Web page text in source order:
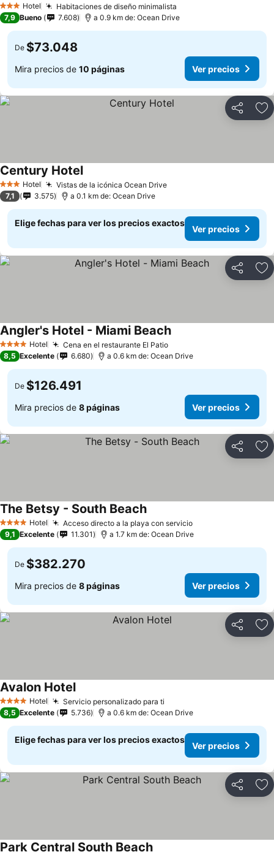
3 Estrellas
Hotel Habitaciones de diseño minimalista
7,9 Bueno 7.608 a 0.9 km de: Ocean Drive
De $73.048
Mira precios de 10 páginas Ver precios
Compartir
3 Estrellas
Hotel Vistas de la icónica Ocean Drive
Century Hotel
7,1 3.575 a 0.1 km de: Ocean Drive
Elige fechas para ver los precios exactos
Ver precios
Compartir
4 EstrellasHotel Cena en el restaurante El Patio
Angler's Hotel - Miami Beach
8,5 Excelente 6.680 a 0.6 km de: Ocean Drive
De $126.491
Mira precios de 8 páginas Ver precios
Compartir
4 EstrellasHotel Acceso directo a la playa con servicio
The Betsy - South Beach
9,1 Excelente 11.301 a 1.7 km de: Ocean Drive
De $382.270
Mira precios de 8 páginas Ver precios
Compartir
4 EstrellasHotel Servicio personalizado para ti
Avalon Hotel
8,5 Excelente 5.736 a 0.6 km de: Ocean Drive
Elige fechas para ver los precios exactos
Ver precios
Compartir
Park Central South Beach